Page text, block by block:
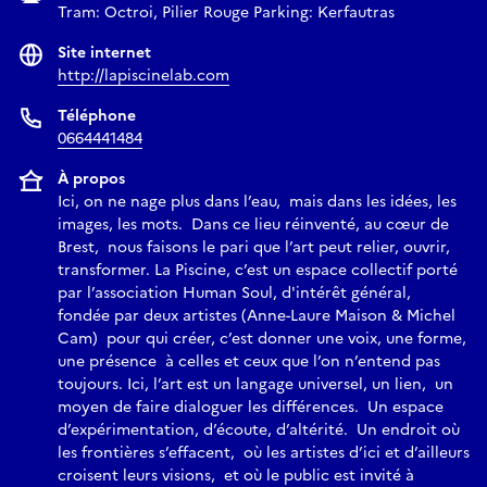
recherche exigeante sur la matérialité de l’image. Ensemble,
ils développent une approche du tirage pensée comme un
véritable prolongement du travail photographique : choix
autour des émulsions, travail des noirs, de la lumière et des
textures afin que chaque image trouve sa forme la plus juste.
Le travail de Pierre-Elie de Pibrac, fondé sur de longues
immersions documentaires et une réflexion plastique
approfondie, se prolonge ainsi dans le laboratoire, où
l’image continue de se construire jusqu’à devenir un objet
physique et sensible.
À travers ce projet, La Piscine souhaite faire découvrir au
public la dimension profondément humaine, collaborative et
sensible du processus photographique, en donnant à voir ce
qui demeure habituellement invisible : la naissance de
l’image.
Tram: Octroi, Pilier Rouge Parking: Kerfautras
Site internet
http://lapiscinelab.com
Téléphone
0664441484
À propos
Ici, on ne nage plus dans l’eau, mais dans les idées, les
images, les mots. Dans ce lieu réinventé, au cœur de
Brest, nous faisons le pari que l’art peut relier, ouvrir,
transformer. La Piscine, c’est un espace collectif porté
par l’association Human Soul, d'intérêt général,
fondée par deux artistes (Anne-Laure Maison & Michel
Cam) pour qui créer, c’est donner une voix, une forme,
une présence à celles et ceux que l’on n’entend pas
toujours. Ici, l’art est un langage universel, un lien, un
moyen de faire dialoguer les différences. Un espace
d’expérimentation, d’écoute, d’altérité. Un endroit où
les frontières s’effacent, où les artistes d’ici et d’ailleurs
croisent leurs visions, et où le public est invité à